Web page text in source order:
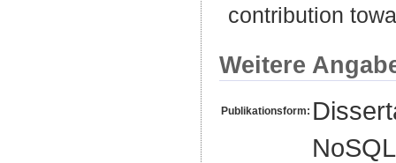
contribution
Weitere
Publikationsform: